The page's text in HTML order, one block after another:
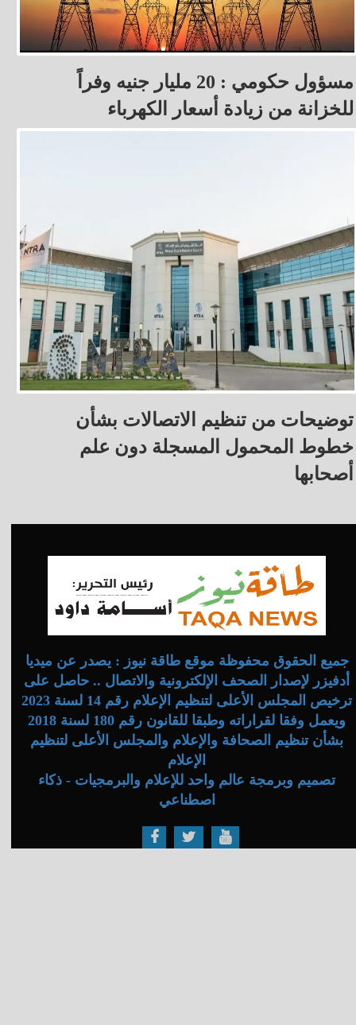
مسؤول حكومي : 20 مليار جنيه وفراً
للخزانة من زيادة أسعار الكهرباء
توضيحات من تنظيم الاتصالات بشأن
خطوط المحمول المسجلة دون علم
أصحابها
جميع الحقوق محفوظة موقع طاقة نيوز : يصدر عن ميديا
أدفيزر لإصدار الصحف الإلكترونية والاتصال .. حاصل على
ترخيص المجلس الأعلى لتنظيم الإعلام رقم 14 لسنة 2023
ويعمل وفقا لقراراته وطبقا للقانون رقم 180 لسنة 2018
بشأن تنظيم الصحافة والإعلام والمجلس الأعلى لتنظيم
الإعلام
تصميم وبرمجة عالم واحد للإعلام والبرمجيات - ذكاء
اصطناعي